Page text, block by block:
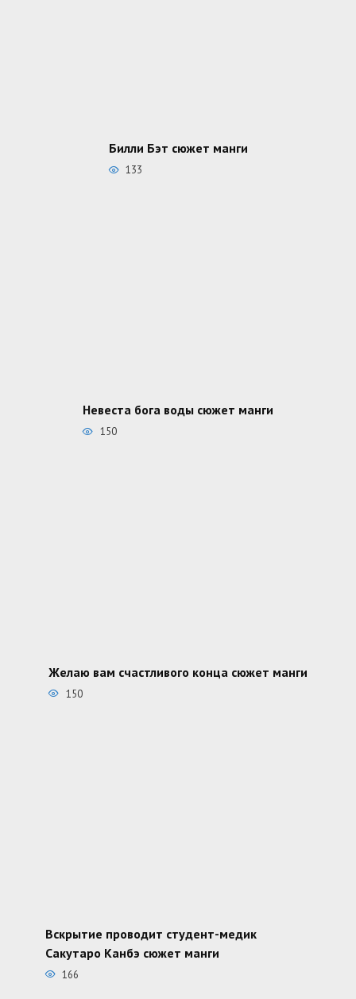
Билли Бэт сюжет манги
133
Невеста бога воды сюжет манги
150
Желаю вам счастливого конца сюжет манги
150
Вскрытие проводит студент-медик
Сакутаро Канбэ сюжет манги
166